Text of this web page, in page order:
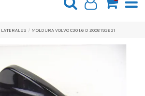
LATERALES MOLDURA VOLVO C30 1.6 D 2008 193631